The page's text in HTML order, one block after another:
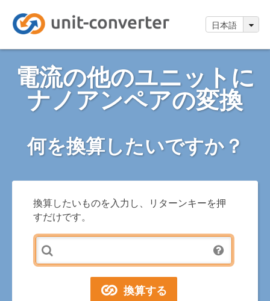
日本語
電流の他のユニットに
ナノアンペアの変換
何を換算したいですか？
換算したいものを入力し、リターンキーを押
すだけです。